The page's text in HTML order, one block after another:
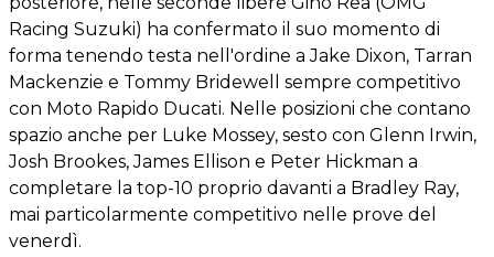
Racing Suzuki) ha confermato il suo momento di
forma tenendo testa nell'ordine a Jake Dixon, Tarran
Mackenzie e Tommy Bridewell sempre competitivo
con Moto Rapido Ducati. Nelle posizioni che contano
spazio anche per Luke Mossey, sesto con Glenn Irwin,
Josh Brookes, James Ellison e Peter Hickman a
completare la top-10 proprio davanti a Bradley Ray,
mai particolarmente competitivo nelle prove del
venerdì.